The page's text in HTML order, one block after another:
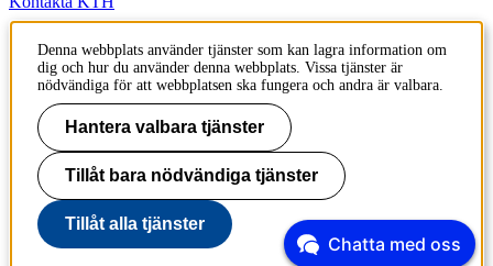
Jobba på KTH
Press och media
Faktura och betalning KTH
Om KTH:s webbplatser
Tillgänglighetsredogörelse
Denna webbplats använder tjänster som kan lagra information om
dig och hur du använder denna webbplats. Vissa tjänster är
nödvändiga för att webbplatsen ska fungera och andra är valbara.
Hantera valbara tjänster
Tillåt bara nödvändiga tjänster
Tillåt alla tjänster
Chatta med oss